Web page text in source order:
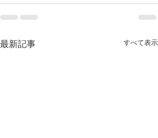
最新記事 すべて表示